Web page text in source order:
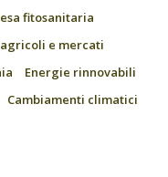
fitosanitaria
e mercati
Energie rinnovabili
Cambiamenti climatici